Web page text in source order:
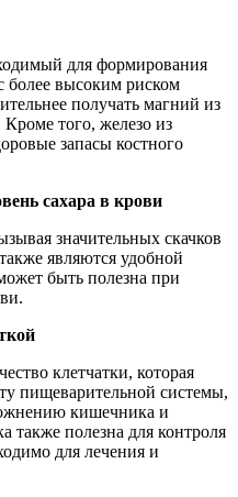
для формирования
более высоким риском
получать магний из
того, железо из
запасы костного
сахара в крови
значительных скачков
являются удобной
быть полезна при
клетчатки, которая
пищеварительной системы,
кишечника и
также полезна для контроля
для лечения и